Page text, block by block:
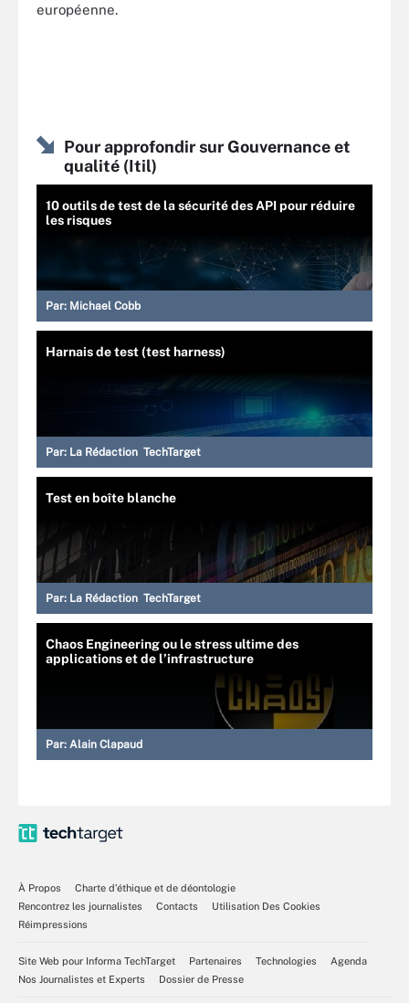
européenne.
Pour approfondir sur Gouvernance et
qualité (Itil)
10 outils de test de la sécurité des API pour réduire
les risques
Par: Michael Cobb
Harnais de test (test harness)
Par: La Rédaction TechTarget
Test en boîte blanche
Par: La Rédaction TechTarget
Chaos Engineering ou le stress ultime des
applications et de l’infrastructure
Par: Alain Clapaud
À Propos
Charte d’éthique et de déontologie
Rencontrez les journalistes
Contacts
Utilisation Des Cookies
Réimpressions
Site Web pour Informa TechTarget Partenaires Technologies
Agenda
Nos Journalistes et Experts
Dossier de Presse